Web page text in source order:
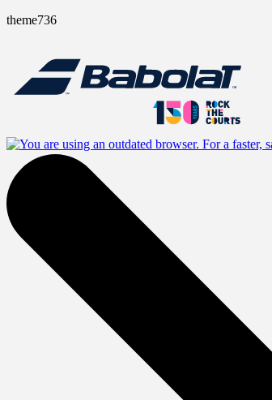
theme736